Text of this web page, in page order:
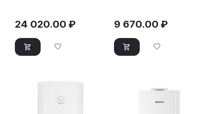
24 020.00 ₽ 9 670.00 ₽